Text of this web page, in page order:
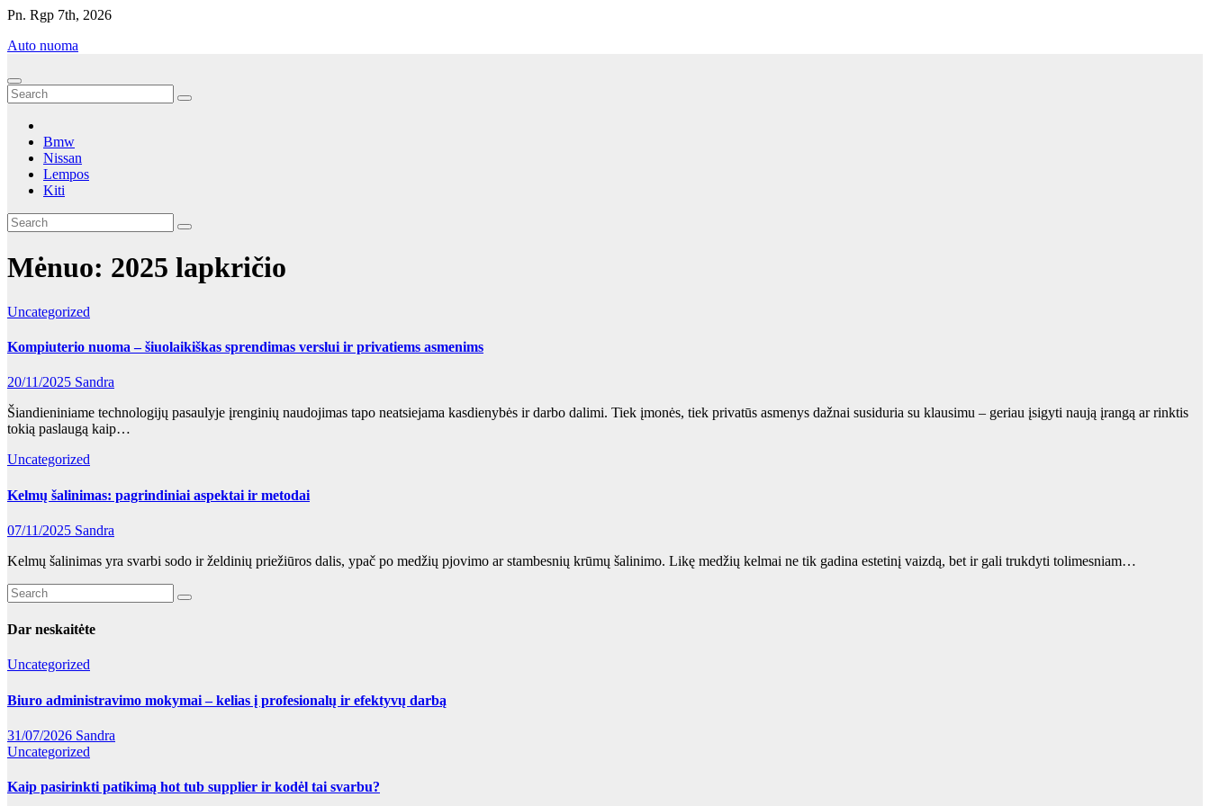
Eiti
turinio
Pn. Rgp 7th, 2026
Auto nuoma
Bmw
Nissan
Lempos
Kiti
Mėnuo: 2025 lapkričio
Uncategorized
Kompiuterio nuoma – šiuolaikiškas sprendimas verslui ir privatiems asmenims
20/11/2025 Sandra
Šiandieniniame technologijų pasaulyje įrenginių naudojimas tapo neatsiejama kasdienybės ir darbo dalimi. Tiek įmonės, tiek privatūs asmenys dažnai susiduria su klausimu – geriau įsigyti naują įrangą ar rinktis
tokią paslaugą kaip…
Uncategorized
Kelmų šalinimas: pagrindiniai aspektai ir metodai
07/11/2025 Sandra
Kelmų šalinimas yra svarbi sodo ir želdinių priežiūros dalis, ypač po medžių pjovimo ar stambesnių krūmų šalinimo. Likę medžių kelmai ne tik gadina estetinį vaizdą, bet ir gali trukdyti tolimesniam…
Dar neskaitėte
Uncategorized
Biuro administravimo mokymai – kelias į profesionalų ir efektyvų darbą
31/07/2026 Sandra
Uncategorized
Kaip pasirinkti patikimą hot tub supplier ir kodėl tai svarbu?